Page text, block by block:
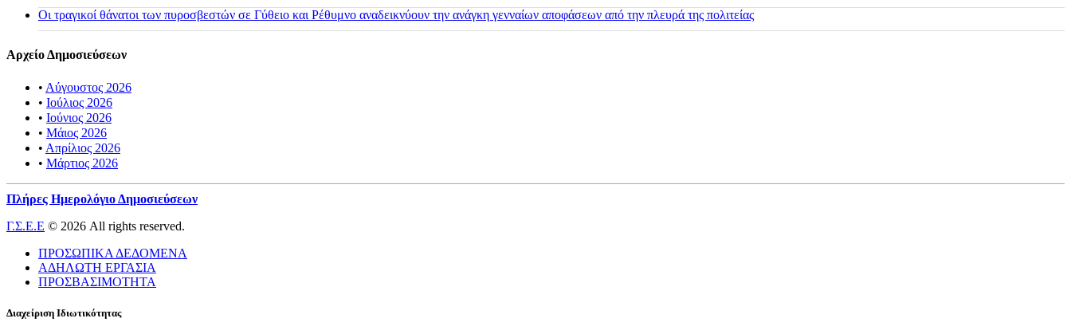
Οι τραγικοί θάνατοι των πυροσβεστών σε Γύθειο και Ρέθυμνο αναδεικνύουν την ανάγκη γενναίων αποφάσεων από την πλευρά της πολιτείας
Αρχείο Δημοσιεύσεων
• Αύγουστος 2026
• Ιούλιος 2026
• Ιούνιος 2026
• Μάιος 2026
• Απρίλιος 2026
• Μάρτιος 2026
Πλήρες Ημερολόγιο Δημοσιεύσεων
Γ.Σ.Ε.Ε © 2026 All rights reserved.
ΠΡΟΣΩΠΙΚΑ ΔΕΔΟΜΕΝΑ
ΑΔΗΛΩΤΗ ΕΡΓΑΣΙΑ
ΠΡΟΣΒΑΣΙΜΟΤΗΤΑ
Διαχείριση Ιδιωτικότητας